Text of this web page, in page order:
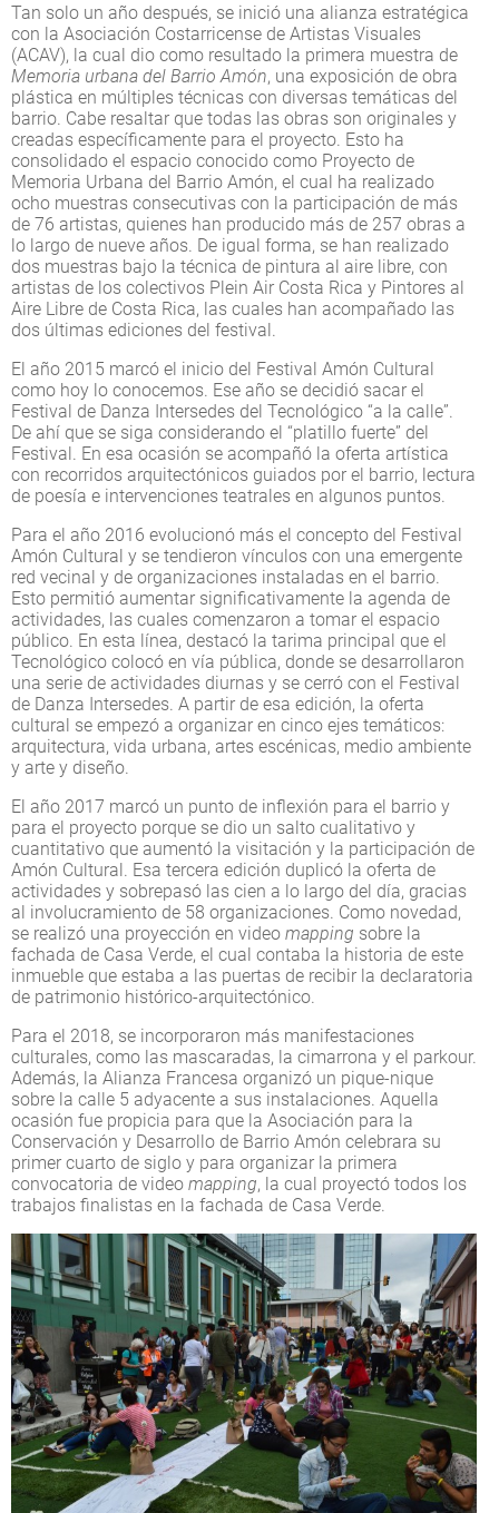
Tan solo un año después, se inició una alianza estratégica
con la Asociación Costarricense de Artistas Visuales
(ACAV), la cual dio como resultado la primera muestra de
Memoria urbana del Barrio Amón, una exposición de obra
plástica en múltiples técnicas con diversas temáticas del
barrio. Cabe resaltar que todas las obras son originales y
creadas específicamente para el proyecto. Esto ha
consolidado el espacio conocido como Proyecto de
Memoria Urbana del Barrio Amón, el cual ha realizado
ocho muestras consecutivas con la participación de más
de 76 artistas, quienes han producido más de 257 obras a
lo largo de nueve años. De igual forma, se han realizado
dos muestras bajo la técnica de pintura al aire libre, con
artistas de los colectivos Plein Air Costa Rica y Pintores al
Aire Libre de Costa Rica, las cuales han acompañado las
dos últimas ediciones del festival.
El año 2015 marcó el inicio del Festival Amón Cultural
como hoy lo conocemos. Ese año se decidió sacar el
Festival de Danza Intersedes del Tecnológico “a la calle”.
De ahí que se siga considerando el “platillo fuerte” del
Festival. En esa ocasión se acompañó la oferta artística
con recorridos arquitectónicos guiados por el barrio, lectura
de poesía e intervenciones teatrales en algunos puntos.
Para el año 2016 evolucionó más el concepto del Festival
Amón Cultural y se tendieron vínculos con una emergente
red vecinal y de organizaciones instaladas en el barrio.
Esto permitió aumentar significativamente la agenda de
actividades, las cuales comenzaron a tomar el espacio
público. En esta línea, destacó la tarima principal que el
Tecnológico colocó en vía pública, donde se desarrollaron
una serie de actividades diurnas y se cerró con el Festival
de Danza Intersedes. A partir de esa edición, la oferta
cultural se empezó a organizar en cinco ejes temáticos:
arquitectura, vida urbana, artes escénicas, medio ambiente
y arte y diseño.
El año 2017 marcó un punto de inflexión para el barrio y
para el proyecto porque se dio un salto cualitativo y
cuantitativo que aumentó la visitación y la participación de
Amón Cultural. Esa tercera edición duplicó la oferta de
actividades y sobrepasó las cien a lo largo del día, gracias
al involucramiento de 58 organizaciones. Como novedad,
se realizó una proyección en video mapping sobre la
fachada de Casa Verde, el cual contaba la historia de este
inmueble que estaba a las puertas de recibir la declaratoria
de patrimonio histórico-arquitectónico.
Para el 2018, se incorporaron más manifestaciones
culturales, como las mascaradas, la cimarrona y el parkour.
Además, la Alianza Francesa organizó un pique-nique
sobre la calle 5 adyacente a sus instalaciones. Aquella
ocasión fue propicia para que la Asociación para la
Conservación y Desarrollo de Barrio Amón celebrara su
primer cuarto de siglo y para organizar la primera
convocatoria de video mapping, la cual proyectó todos los
trabajos finalistas en la fachada de Casa Verde.